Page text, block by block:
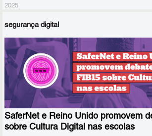
2025
segurança digital
SaferNet e Reino Unido promovem
sobre Cultura Digital nas escolas